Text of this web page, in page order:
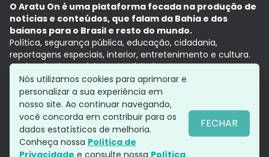
O Aratu On é uma plataforma focada na produção de
notícias e conteúdos, que falam da Bahia e dos
baianos para o Brasil e resto do mundo.
Política, segurança pública, educação, cidadania,
reportagens especiais, interior, entretenimento e cultura.
Aqui, tudo vira notícia e a notícia é no tempo presente,
com a credibilidade do Grupo Aratu.
Grupo Aratu
Política de privacidade
Siga-nos
Nós utilizamos cookies para aprimorar e
personalizar a sua experiência em
nosso site. Ao continuar navegando,
você concorda em contribuir para os
dados estatísticos de melhoria.
Conheça nossa Política de
Privacidade e consulte nossa Política
FECHAR